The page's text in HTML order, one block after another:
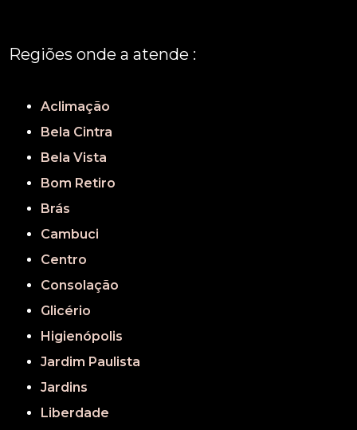
Regiões onde a atende :
Aclimação
Bela Cintra
Bela Vista
Bom Retiro
Brás
Cambuci
Centro
Consolação
Glicério
Higienópolis
Jardim Paulista
Jardins
Liberdade